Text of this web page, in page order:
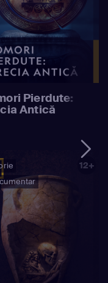
Pierdute:
Antică
12+